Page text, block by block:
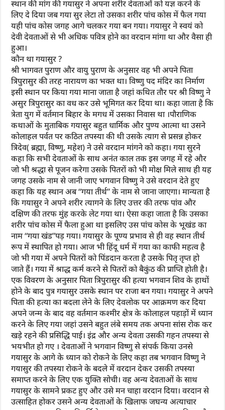
स्थान की मांग की गयासुर ने अपना शरीर देवताओं को यज्ञ करने के
लिए दे दिया जब गया सुर लेटा तो उसका शरीर पांच कोस में फैल गया
यही पांच कोस जगह आगे चलकर गया बन गया। गयासुर ने स्वयं को
देवी देवताओं से भी अधिक पवित्र होने का वरदान मांगा था और वैसा ही
हुआ।
कौन था गयासुर ?
श्री भागवत पुराण और वायु पुराण के अनुसार वह भी अपने पिता
त्रिपुरासुर की तरह नारायण का भक्त था। विष्णु पद मंदिर का निर्माण
इसी स्थान पर किया गया माना जाता है जहां कथित तौर पर श्री विष्णु ने
असुर त्रिपुरासुर का वध कर उसे भूमिगत कर दिया था। कहा जाता है कि
त्रेता युग में वर्तमान बिहार के मगध में उसका निवास था ।पौराणिक
कथाओं के मुताबिक गयासुर बहुत धार्मिक और पुण्य आत्मा था उसने
कोलाहल पर्वत पर कठित तपस्या की थी उसके त्याग से प्रसन्न होकर
त्रिदेव( ब्रह्मा, विष्णु, महेश) ने उसे वरदान मांगने को कहा। गया सुरने
कहा कि सभी देवताओं के साथ अनंत काल तक इस जगह में रहे और
जो भी श्रद्धा से पूजन करेगा उसके पितरों को भी मोक्ष मिले साथ ही यह
जगह उसके नाम से जानी जाए भगवान विष्णु ने उसे वरदान देते हुए
कहा कि यह स्थान अब “गया तीर्थ” के नाम से जाना जाएगा। मान्यता है
कि गयासुर ने अपने शरीर त्यागने के लिए उत्तर की तरफ पांव और
दक्षिण की तरफ मुंह करके लेट गया था। ऐसा कहा जाता है कि उसका
शरीर पांच कोस में फैला हुआ था इसलिए उस पांच कोस के भूखंड का
नाम “गया खंड”पड़ गया। गयासुर के पूण्य प्रभाव से ही वह स्थान तीर्थ
रूप में स्थापित हो गया। आज भी हिंदू धर्म में गया का काफी महत्व है
जो भी गया में अपने पितरों को पिंडदान करता है उसके पितृ तृप्त हो
जाते हैं। गया में श्राद्ध कर्म करने से पितरों को बैकुंठ की प्राप्ति होती है।
एक विवरण के अनुसार पिता त्रिपुरासुर की हत्या भगवान शिव के हाथों
होने के बाद पुत्र गयासुर उसके स्थान पर राजा बन गया। गयासुर ने अपने
पिता की हत्या का बदला लेने के लिए देवलोक पर आक्रमण कर दिया
अपने जन्म के बाद वह वर्तमान कश्मीर क्षेत्र के कोलाहल पहाड़ों में ध्यान
करने के लिए गया जहां उसने बहुत लंबे समय तक अपना सांस रोक कर
खड़े रहने की प्रसिद्धि पाई। इंद्र और अन्य देवता उसकी गहन तपस्या से
भयभीत हो गए । देवताओं ने भगवान विष्णु से संपर्क किया उनसे
गयासुर के आगे के ध्यान को रोकने के लिए कहा तब भगवान विष्णु ने
गयासुर की तपस्या रोकने के बदले में वरदान देकर उसकी तपस्या
समाप्त करने के लिए एक युक्ति सोची। वह अन्य देवताओं के साथ
गयासुर के सामने प्रकट हुए और उसे मन चाहा वरदान दिया। वरदान से
उत्साहित होकर उसने अन्य देवताओं के खिलाफ जघन्य अत्याचार